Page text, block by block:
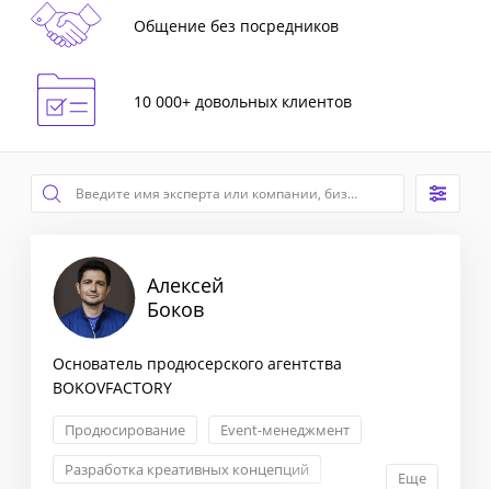
Общение без посредников
10 000+ довольных клиентов
Алексей
Боков
Основатель продюсерского агентства
BOKOVFACTORY
Продюсирование
Event-менеджмент
Разработка креативных концепций
Еще